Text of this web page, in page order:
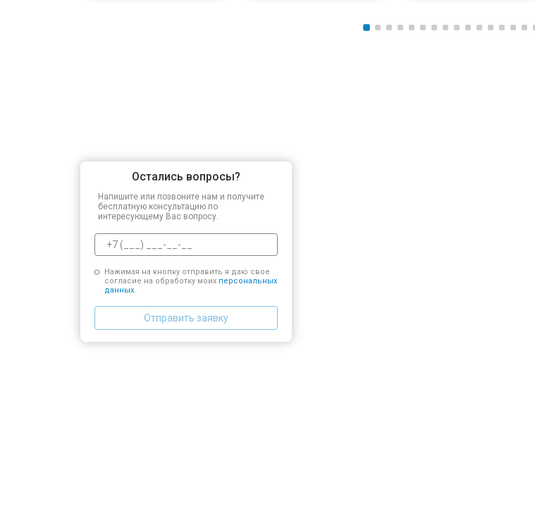
Остались вопросы?
Напишите или позвоните нам и получите
бесплатную консультацию по
интересующему Вас вопросу.
Нажимая на кнопку отправить я даю свое
согласие на обработку моих персональных
данных.
Отправить заявку